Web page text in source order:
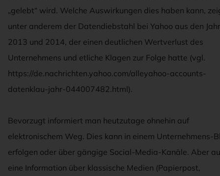
„gelebt“ wird. Welche Auswirkungen dies haben kann,
unter anderem der Datendiebstahl bei Yahoo aus den
2013 und 2014, der einen deutlichen Wertverlust des
Unternehmens und etliche Klagen zur Folge hatte (vgl.
https://de.nachrichten.yahoo.com/alleyahoo-accounts-
datenklau-jahr-044007482.html).
Bevorzugt informiert man heutzutage ohnehin auf
elektronischem Weg. Dies kann in einem Unternehmens-
erfolgen oder über gängige Social-Media-Kanäle. Aber
eine Information über klassische Medien (Papierpost,